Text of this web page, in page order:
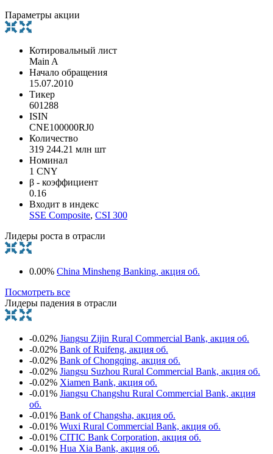
Параметры акции
Котировальный лист
Main A
Начало обращения
15.07.2010
Тикер
601288
ISIN
CNE100000RJ0
Количество
319 244.21 млн шт
Номинал
1 CNY
β - коэффициент
0.16
Входит в индекс
SSE Composite, CSI 300
Лидеры роста в отрасли
0.00% China Minsheng Banking, акция об.
Посмотреть все
Лидеры падения в отрасли
-0.02% Jiangsu Zijin Rural Commercial Bank, акция об.
-0.02% Bank of Ruifeng, акция об.
-0.02% Bank of Chongqing, акция об.
-0.02% Jiangsu Suzhou Rural Commercial Bank, акция об.
-0.02% Xiamen Bank, акция об.
-0.01% Jiangsu Changshu Rural Commercial Bank, акция
об.
-0.01% Bank of Changsha, акция об.
-0.01% Wuxi Rural Commercial Bank, акция об.
-0.01% CITIC Bank Corporation, акция об.
-0.01% Hua Xia Bank, акция об.